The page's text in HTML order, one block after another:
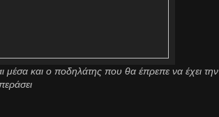
μέσα και ο ποδηλάτης που θα έπρεπε να έχει την